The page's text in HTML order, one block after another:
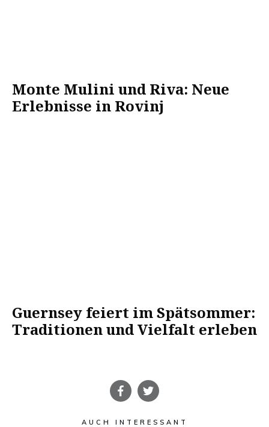
Monte Mulini und Riva: Neue
Erlebnisse in Rovinj
Guernsey feiert im Spätsommer:
Traditionen und Vielfalt erleben
AUCH INTERESSANT